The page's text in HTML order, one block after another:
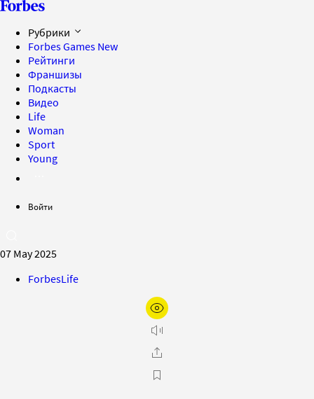
Рубрики
Forbes Games New
Рейтинги
Франшизы
Подкасты
Видео
Life
Woman
Sport
Young
Войти
07 May 2025
ForbesLife